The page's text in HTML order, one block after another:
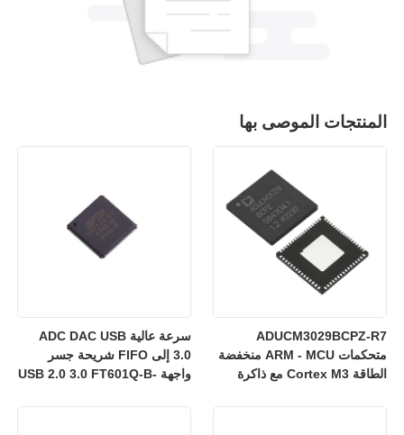
المنتجات الموصى بها
سرعة عالية ADC DAC USB
3.0 إلى FIFO شريحة جسر
واجهة USB 2.0 3.0 FT601Q-B-
ADUCM3029BCPZ-R7
متحكمات ARM - MCU منخفضة
الطاقة Cortex M3 مع ذاكرة